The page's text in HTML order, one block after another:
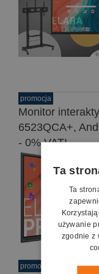
Monitor
6523QCA+,
- 0% VAT!
promocja
promocja
Ta
Ta
używanie
zgodnie z